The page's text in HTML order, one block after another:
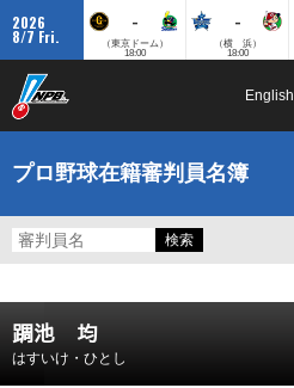
2026
8/7 Fri.
-
（東京ドーム）
18:00
-
（横 浜）
18:00
English
プロ野球在籍審判員名簿
𨂊池 均
はすいけ・ひとし